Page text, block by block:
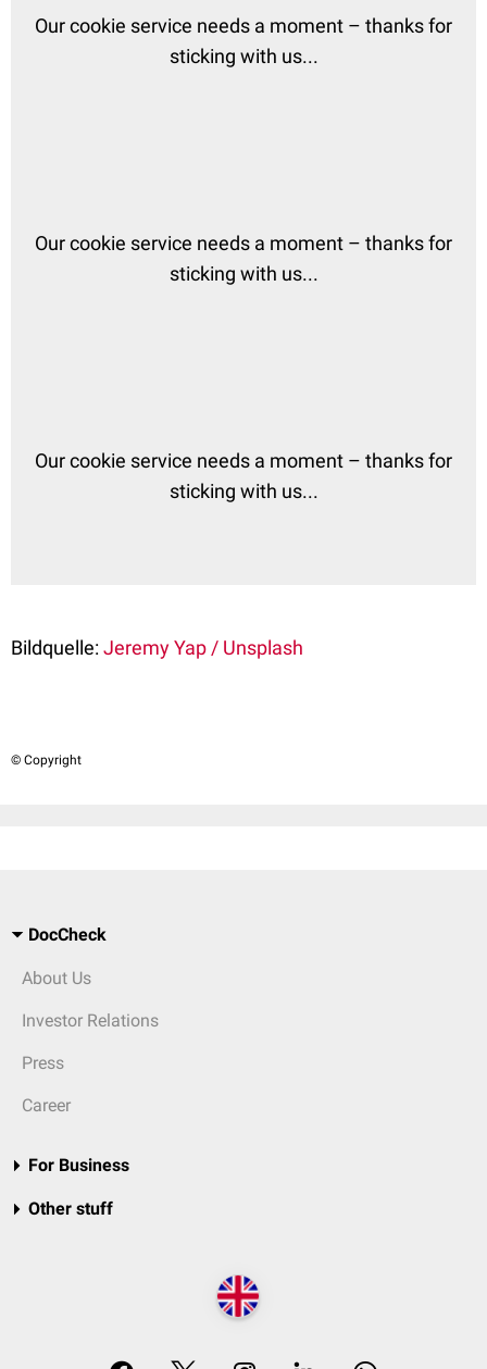
Our cookie service needs a moment – thanks for
sticking with us...
Our cookie service needs a moment – thanks for
sticking with us...
Our cookie service needs a moment – thanks for
sticking with us...
Bildquelle:Jeremy Yap / Unsplash
© Copyright
DocCheck
About Us
Investor Relations
Press
Career
For Business
Other stuff